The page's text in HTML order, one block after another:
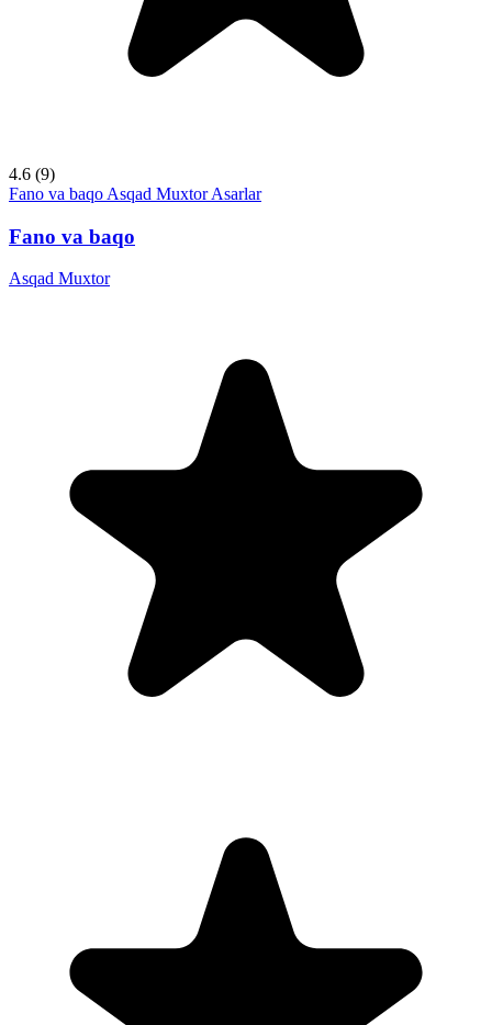
4.6 (9)
Fano va baqo Asqad Muxtor Asarlar
Fano va baqo
Asqad Muxtor